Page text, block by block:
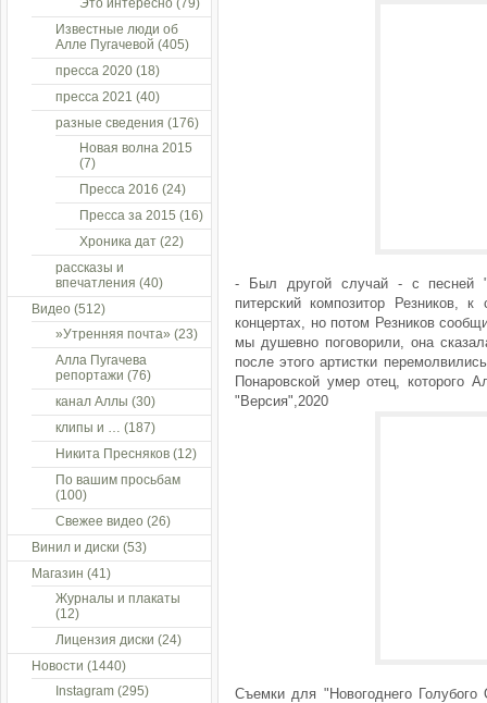
- Был другой случай - с песней
питерский композитор
концертах, но потом Резников
мы душевно поговорили, она
после этого артистки
Понаровской умер отец, которого
"Версия",2020
Съемки для "Новогоднего
Это интересно (79)
Известные люди об
Алле Пугачевой (405)
пресса 2020 (18)
пресса 2021 (40)
разные сведения (176)
Новая волна 2015
(7)
Пресса 2016 (24)
Пресса за 2015 (16)
Хроника дат (22)
рассказы и
впечатления (40)
Видео (512)
»Утренняя почта» (23)
Алла Пугачева
репортажи (76)
канал Аллы (30)
клипы и … (187)
Никита Пресняков (12)
По вашим просьбам
(100)
Свежее видео (26)
Винил и диски (53)
Магазин (41)
Журналы и плакаты
(12)
Лицензия диски (24)
Новости (1440)
Instagram (295)